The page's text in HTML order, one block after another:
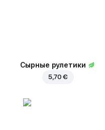
Сырные рулетики
5,70 €